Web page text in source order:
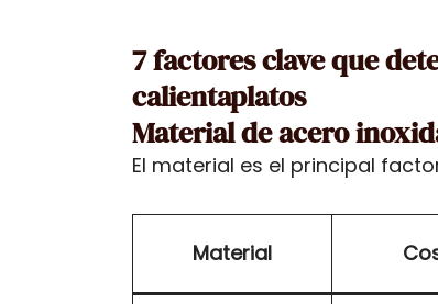
7 factores clave que
calientaplatos
Material de acero
El material es el principal
Material